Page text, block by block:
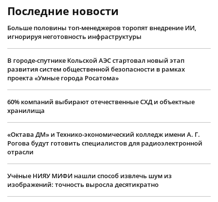
Последние новости
Больше половины топ-менеджеров торопят внедрение ИИ,
игнорируя неготовность инфраструктуры
В городе-спутнике Кольской АЭС стартовал новый этап
развития систем общественной безопасности в рамках
проекта «Умные города Росатома»
60% компаний выбирают отечественные СХД и объектные
хранилища
«Октава ДМ» и Технико-экономический колледж имени А. Г.
Рогова будут готовить специалистов для радиоэлектронной
отрасли
Учëные НИЯУ МИФИ нашли способ извлечь шум из
изображений: точность выросла десятикратно